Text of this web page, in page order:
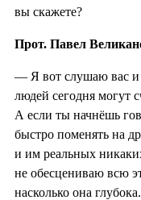
вы скажете?
Прот. Павел
— Я вот слушаю вас и
людей сегодня могут
А если ты начнёшь
быстро поменять на
и им реальных
не обесцениваю всю
насколько она